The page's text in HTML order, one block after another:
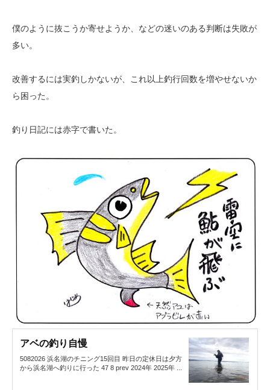
僕のように抜こうか寄せようか、などの迷いのある判断は失敗が
多い。
改善するには実釣しかないが、これ以上釣行回数を増やせないか
ら困った。
釣り日記には赤字で書いた。
アベの釣り自慢
5082026 浜名湖のチニング15回目 昨日の定休日は夕方
から浜名湖へ釣りに行った 47 8 prev 2024年 2025年 ...